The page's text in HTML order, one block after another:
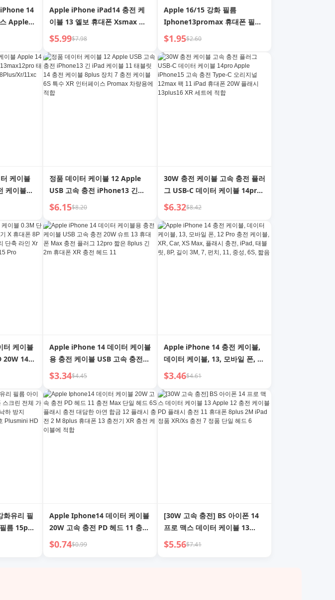
14
Apple
로 플러
20 속도
Apple iPhone iPad14 충전 케
이블 13 엘보 휴대폰 Xsmax 데
이터 케이블 12pro 고속 충전
블릿 6S Flash USB
$5.99$7.98
Apple 16/15 강화 필름
Iphone13promax 휴대폰 필름
14 신제품 12 필름 11 블루레이
XR HD X 전체 화면 전체 커버 맥
스 보호에 적합
$1.95$2.60
케이블
케이블
블릿 PD
포트 to
정품 데이터 케이블 12 Apple
USB 고속 충전 iPhone13 긴
iPad 케이블 11 태블릿 14 충전
블 6S 특수 XR 인터페이스
Promax 차량용에 적합
$6.15$8.20
30W 충전 케이블 고속 충전 플러
그 USB-C 데이터 케이블 14pro
Apple iPhone15 고속 충전
iPad 휴대폰 20W 플래시
13plus16 XR 세트에 적합
$6.32$8.42
터 케이블
20W 14
충전
Mini 15
Apple iPhone 14 데이터 케이블
용 충전 케이블 USB 고속 충전
20W 슈트 13 휴대폰 Max 충전
휴대폰 XR 충전 헤드 11
$3.34$4.45
Apple iPhone 14 충전 케이블,
데이터 케이블, 13, 모바일 폰, 12
Pro 충전 케이블, XR, Car, XS
8P, 길이 3M, 7, 펀치, 11, 중성,
6S, 짧음
$3.46$4.61
화유리 필
름 15pro
12 필름
Apple Iphone14 데이터 케이블
20W 고속 충전 PD 헤드 11 충전
Max 단일 헤드 6S 플래시 충전
$0.74$0.99
[30W 고속 충전] BS 아이폰 14
프로 맥스 데이터 케이블 13
Apple 12 충전 케이블 PD 플래
$5.56$7.41